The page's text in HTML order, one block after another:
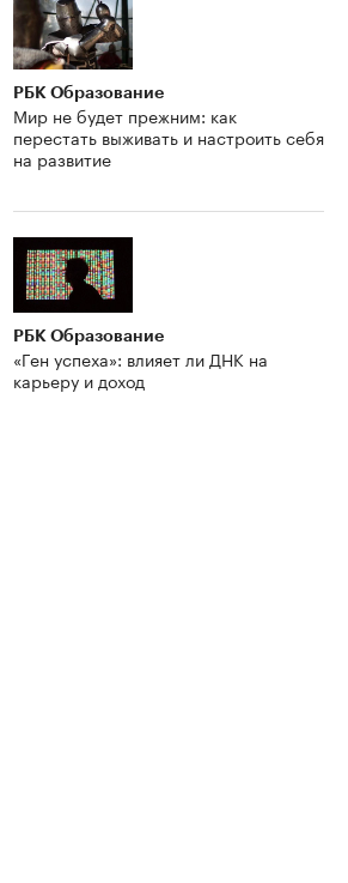
РБК Образование
Мир не будет прежним: как
перестать выживать и настроить себя
на развитие
РБК Образование
«Ген успеха»: влияет ли ДНК на
карьеру и доход